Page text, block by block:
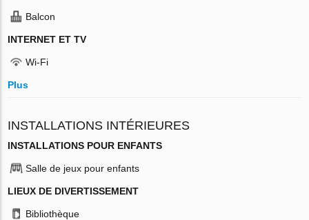
Balcon
INTERNET ET TV
Wi-Fi
Plus
INSTALLATIONS INTÉRIEURES
INSTALLATIONS POUR ENFANTS
Salle de jeux pour enfants
LIEUX DE DIVERTISSEMENT
Bibliothèque